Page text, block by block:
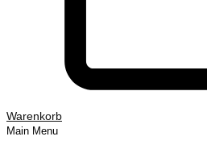
Warenkorb
Main Menu